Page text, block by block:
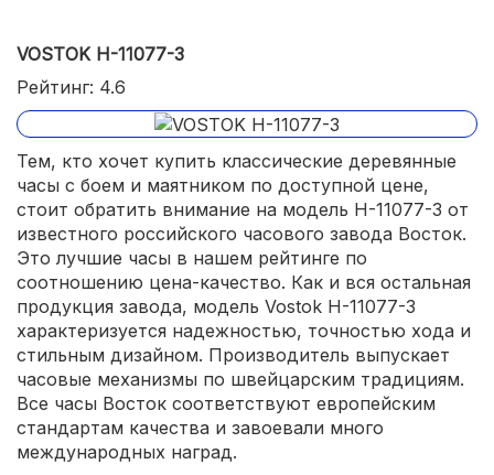
VOSTOK Н-11077-3
Рейтинг: 4.6
Тем, кто хочет купить классические деревянные
часы с боем и маятником по доступной цене,
стоит обратить внимание на модель Н-11077-3 от
известного российского часового завода Восток.
Это лучшие часы в нашем рейтинге по
соотношению цена-качество. Как и вся остальная
продукция завода, модель Vostok Н-11077-3
характеризуется надежностью, точностью хода и
стильным дизайном. Производитель выпускает
часовые механизмы по швейцарским традициям.
Все часы Восток соответствуют европейским
стандартам качества и завоевали много
международных наград.